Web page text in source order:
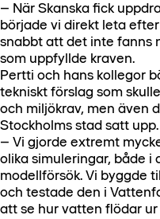
– När Skanska fick
började vi direkt leta
snabbt att det inte fanns
som uppfyllde kraven.
Pertti och hans kollegor
tekniskt förslag som
och miljökrav, men även
Stockholms stad satt upp.
– Vi gjorde extremt
olika simuleringar, både i
modellförsök. Vi byggde
och testade den i
att se hur vatten flödar ur